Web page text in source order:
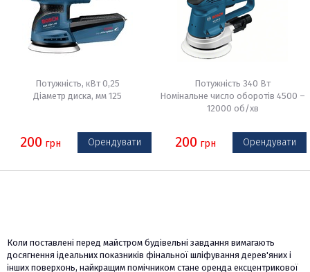
Потужність, кВт 0,25
Діаметр диска, мм 125
200 грн Орендувати
Потужність 340 Вт
Номінальне число оборотів 4500 –
12000 об/хв
200 грн Орендувати
Коли поставлені перед майстром будівельні завдання вимагають
досягнення ідеальних показників фінальної шліфування дерев'яних і
інших поверхонь, найкращим помічником стане оренда ексцентрикової